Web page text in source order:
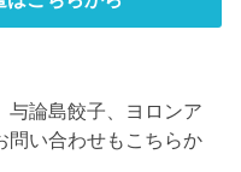
与論島餃子、ヨロンア
問い合わせもこちらか